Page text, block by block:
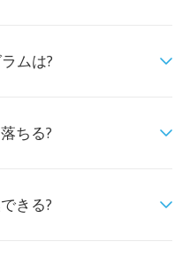
ムは?
ちる?
きる?